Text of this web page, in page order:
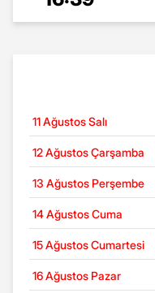
11 Ağustos Salı
12 Ağustos Çarşamba
13 Ağustos Perşembe
14 Ağustos Cuma
15 Ağustos Cumartesi
16 Ağustos Pazar